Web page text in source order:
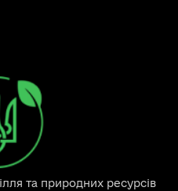
та природних ресурсів